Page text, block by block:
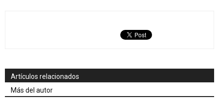
Artículos relacionados
Más del autor